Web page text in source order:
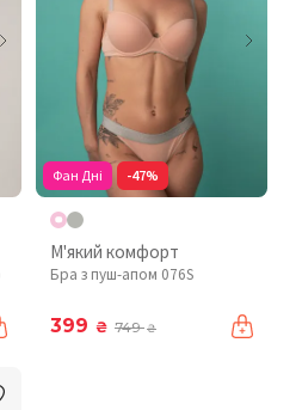
Фан Дні -47%
М'який комфорт
Бра з пуш-апом 076S
399 ₴ 749₴